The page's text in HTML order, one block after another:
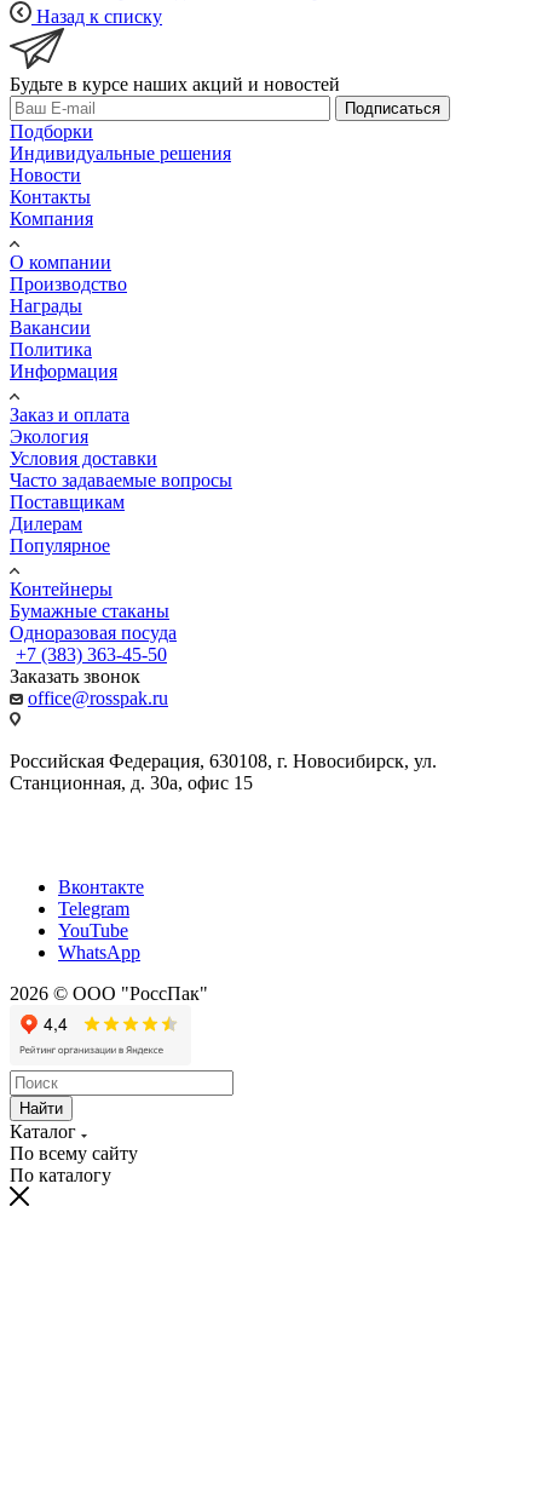
Назад к списку
Будьте в курсе наших акций и новостей
Подписаться
Подборки
Индивидуальные решения
Новости
Контакты
Компания
О компании
Производство
Награды
Вакансии
Политика
Информация
Заказ и оплата
Экология
Условия доставки
Часто задаваемые вопросы
Поставщикам
Дилерам
Популярное
Контейнеры
Бумажные стаканы
Одноразовая посуда
+7 (383) 363-45-50
Заказать звонок
office@rosspak.ru
Российская Федерация, 630108, г. Новосибирск, ул.
Станционная, д. 30а, офис 15
Вконтакте
Telegram
YouTube
WhatsApp
2026 © ООО "РоссПак"
Найти
Каталог
По всему сайту
По каталогу